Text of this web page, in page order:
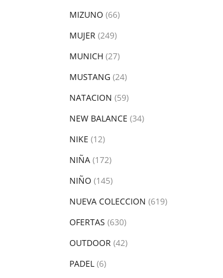
MIZUNO (66)
MUJER (249)
MUNICH (27)
MUSTANG (24)
NATACION (59)
NEW BALANCE (34)
NIKE (12)
NIÑA (172)
NIÑO (145)
NUEVA COLECCION (619)
OFERTAS (630)
OUTDOOR (42)
PADEL (6)